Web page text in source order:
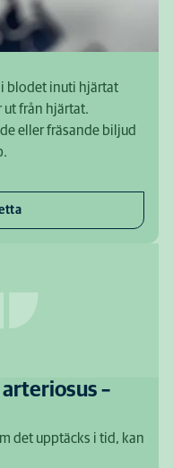
blodet inuti hjärtat
ut från hjärtat.
eller fräsande biljud
–
det upptäcks i tid, kan